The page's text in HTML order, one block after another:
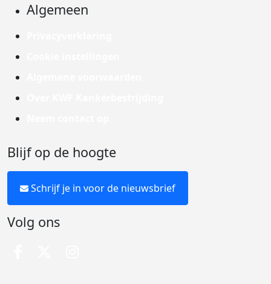
Algemeen
Blijf op de hoogte
Schrijf je in voor de nieuwsbrief
Volg ons